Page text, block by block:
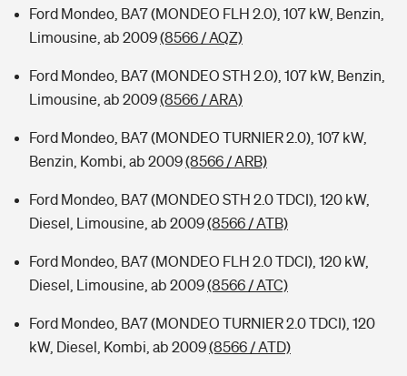
Ford Mondeo, BA7 (MONDEO FLH 2.0), 107 kW, Benzin,
Limousine, ab 2009(8566 / AQZ)
Ford Mondeo, BA7 (MONDEO STH 2.0), 107 kW, Benzin,
Limousine, ab 2009(8566 / ARA)
Ford Mondeo, BA7 (MONDEO TURNIER 2.0), 107 kW,
Benzin, Kombi, ab 2009(8566 / ARB)
Ford Mondeo, BA7 (MONDEO STH 2.0 TDCI), 120 kW,
Diesel, Limousine, ab 2009(8566 / ATB)
Ford Mondeo, BA7 (MONDEO FLH 2.0 TDCI), 120 kW,
Diesel, Limousine, ab 2009(8566 / ATC)
Ford Mondeo, BA7 (MONDEO TURNIER 2.0 TDCI), 120
kW, Diesel, Kombi, ab 2009(8566 / ATD)